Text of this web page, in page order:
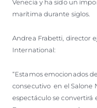
Venecia y ha sido un
marítima durante siglos.
Andrea Frabetti, director
International:
“Estamos emocionados
consecutivo en el Salone
espectáculo se convertirá